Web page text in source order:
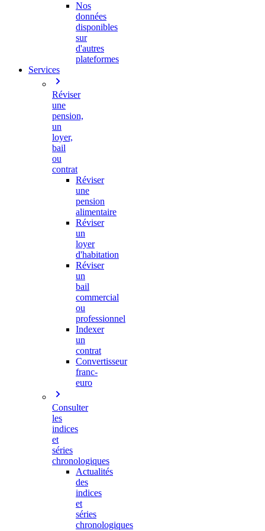
Nos
données
disponibles
sur
d'autres
plateformes
Services
Réviser
une
pension,
un
loyer,
bail
ou
contrat
Réviser
une
pension
alimentaire
Réviser
un
loyer
d'habitation
Réviser
un
bail
commercial
ou
professionnel
Indexer
un
contrat
Convertisseur
franc-
euro
Consulter
les
indices
et
séries
chronologiques
Actualités
des
indices
et
séries
chronologiques